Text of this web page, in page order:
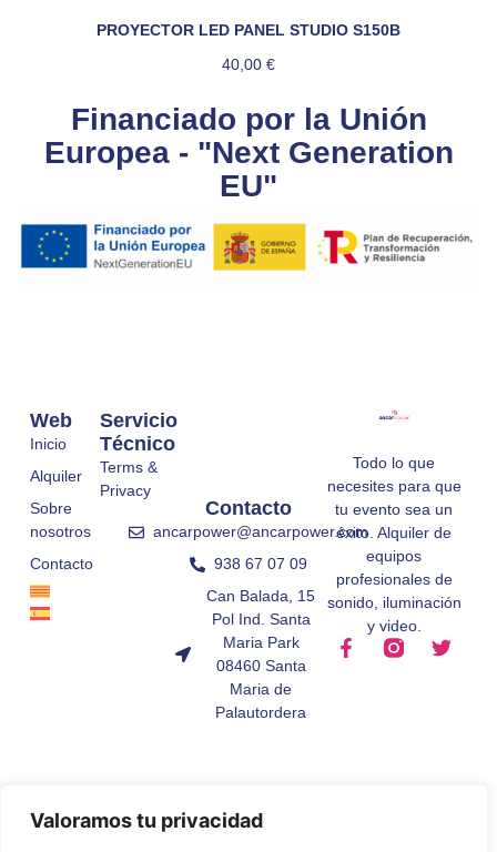
Valoramos tu privacidad
PROYECTOR LED PANEL STUDIO S150B
40,00 €
Financiado por la Unión
Europea - "Next Generation
EU"
Todo lo que
necesites para que
tu evento sea un
éxito. Alquiler de
equipos
profesionales de
sonido, iluminación
y video.
Servicio
Técnico
Terms &
Privacy
Web
Inicio
Alquiler
Sobre
nosotros
Contacto
Contacto
ancarpower@ancarpower.com
938 67 07 09
Can Balada, 15
Pol Ind. Santa
Maria Park
08460 Santa
Maria de
Palautordera